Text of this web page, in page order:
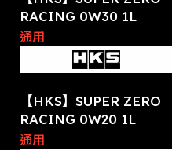
RACING 0W30 1L
通用
【HKS】SUPER ZERO
RACING 0W20 1L
通用